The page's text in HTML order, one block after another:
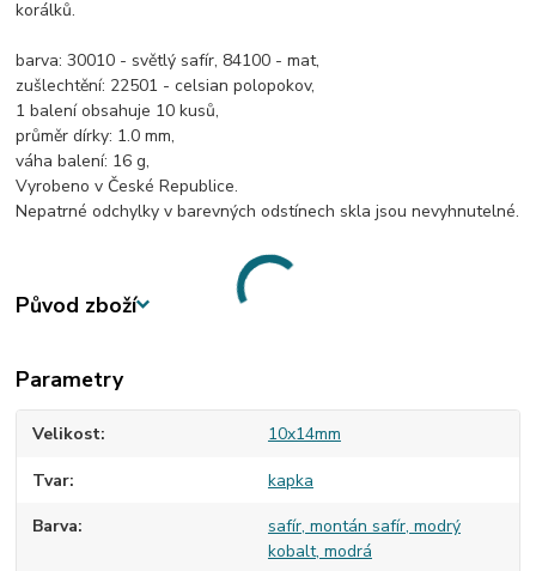
korálků.
barva: 30010 - světlý safír, 84100 - mat,
zušlechtění: 22501 - celsian polopokov,
1 balení obsahuje 10 kusů,
průměr dírky: 1.0 mm,
váha balení: 16 g,
Vyrobeno v České Republice.
Nepatrné odchylky v barevných odstínech skla jsou nevyhnutelné.
Původ zboží
Parametry
Velikost 10x14mm
Tvar kapka
Barva
safír, montán safír, modrý
kobalt, modrá